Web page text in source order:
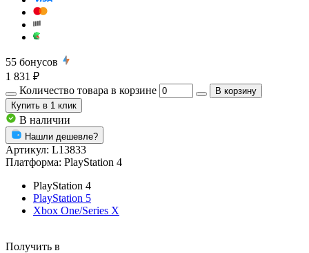
55 бонусов
1 831 ₽
Количество товара в корзине
В корзину
Купить в 1 клик
В наличии
Нашли дешевле?
Артикул: L13833
Платформа: PlayStation 4
PlayStation 4
PlayStation 5
Xbox One/Series X
Получить в